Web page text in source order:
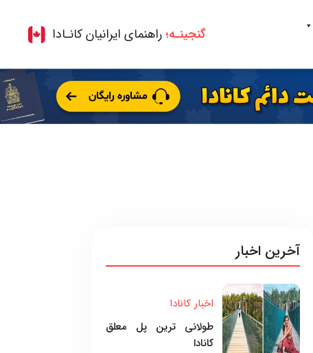
گنجینـه؛ راهنمای ایرانیان کانـادا
آخرین اخبار
اخبار کانادا
طولانی ترین پل معلق
کانادا